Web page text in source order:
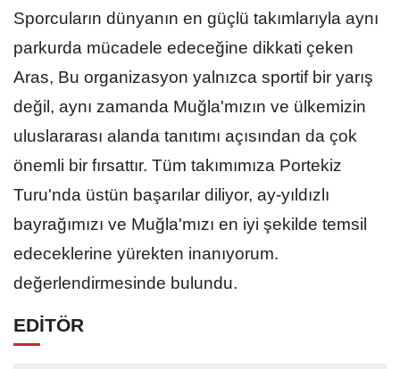
Sporcuların dünyanın en güçlü takımlarıyla aynı
parkurda mücadele edeceğine dikkati çeken
Aras, Bu organizasyon yalnızca sportif bir yarış
değil, aynı zamanda Muğla'mızın ve ülkemizin
uluslararası alanda tanıtımı açısından da çok
önemli bir fırsattır. Tüm takımımıza Portekiz
Turu'nda üstün başarılar diliyor, ay-yıldızlı
bayrağımızı ve Muğla'mızı en iyi şekilde temsil
edeceklerine yürekten inanıyorum.
değerlendirmesinde bulundu.
EDİTÖR